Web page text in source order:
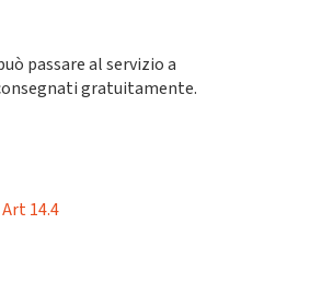
passare al servizio a
gratuitamente.
Art 14.4